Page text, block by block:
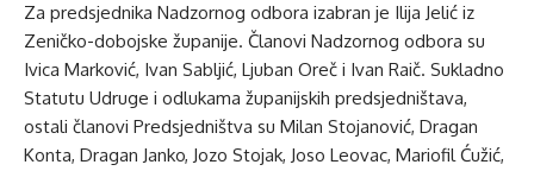
Za predsjednika Nadzornog odbora izabran je Ilija Jelić iz
Zeničko-dobojske županije. Članovi Nadzornog odbora su
Ivica Marković, Ivan Sabljić, Ljuban Oreč i Ivan Raič. Sukladno
Statutu Udruge i odlukama županijskih predsjedništava,
ostali članovi Predsjedništva su Milan Stojanović, Dragan
Konta, Dragan Janko, Jozo Stojak, Joso Leovac, Mariofil Ćužić,